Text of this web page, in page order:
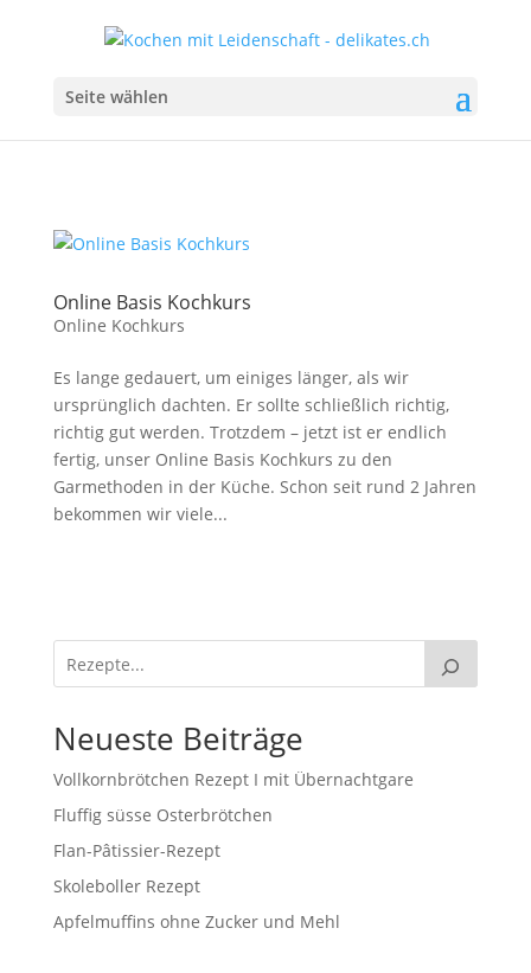
Seite wählen
Online Basis Kochkurs
Online Kochkurs
Es lange gedauert, um einiges länger, als wir
ursprünglich dachten. Er sollte schließlich richtig,
richtig gut werden. Trotzdem – jetzt ist er endlich
fertig, unser Online Basis Kochkurs zu den
Garmethoden in der Küche. Schon seit rund 2 Jahren
bekommen wir viele...
Neueste Beiträge
Vollkornbrötchen Rezept I mit Übernachtgare
Fluffig süsse Osterbrötchen
Flan-Pâtissier-Rezept
Skoleboller Rezept
Apfelmuffins ohne Zucker und Mehl